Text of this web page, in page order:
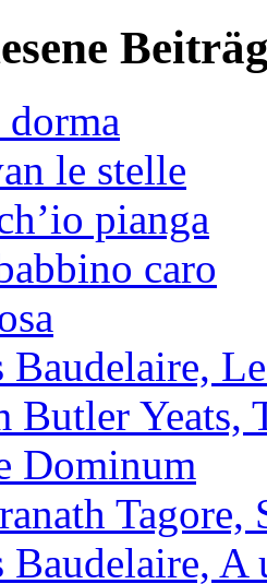
dorma
le stelle
pianga
caro
Baudelaire,
Butler Yeats,
Dominum
Baudelaire, A